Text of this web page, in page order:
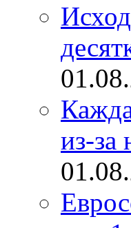
из-за